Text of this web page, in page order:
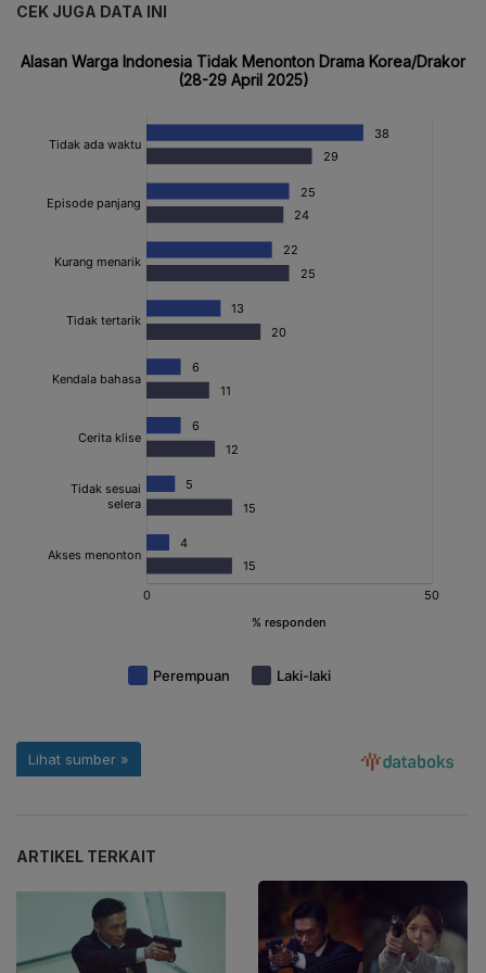
CEK JUGA DATA INI
ARTIKEL TERKAIT